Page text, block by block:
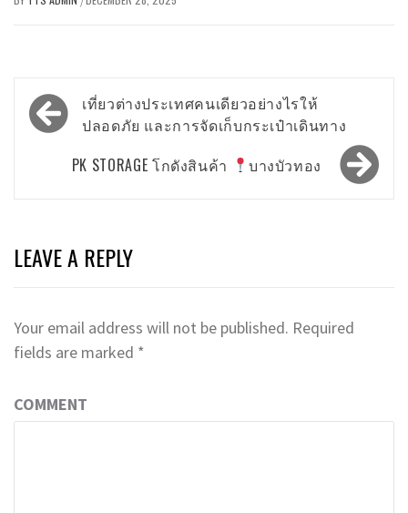
Post
navigation
เที่ยวต่างประเทศคนเดียวอย่างไรให้
ปลอดภัย และการจัดเก็บกระเป๋าเดินทาง
PK STORAGE โกดังสินค้า
บางบัวทอง
LEAVE A REPLY
Your email address will not be published. Required
fields are marked *
COMMENT